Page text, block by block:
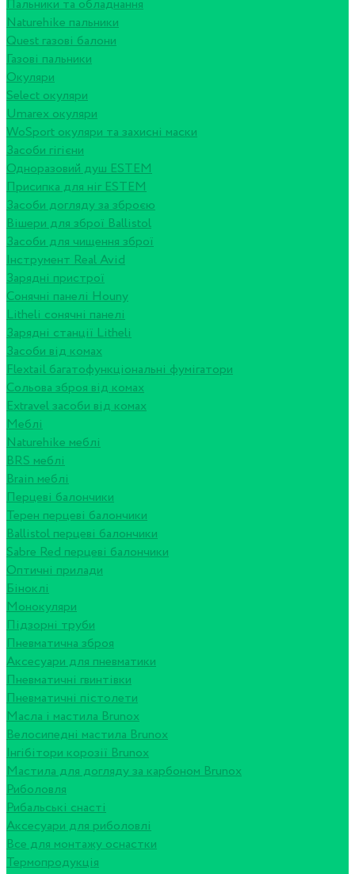
Пальники та обладнання
Naturehike пальники
Quest газові балони
Газові пальники
Окуляри
Select окуляри
Umarex окуляри
WoSport окуляри та захисні маски
Засоби гігієни
Одноразовий душ ESTEM
Присипка для ніг ESTEM
Засоби догляду за зброєю
Вішери для зброї Ballistol
Засоби для чищення зброї
Інструмент Real Avid
Зарядні пристрої
Сонячні панелі Houny
Litheli сонячні панелі
Зарядні станції Litheli
Засоби від комах
Flextail багатофункціональні фумігатори
Сольова зброя від комах
Extravel засоби від комах
Меблі
Naturehike меблі
BRS меблі
Brain меблі
Перцеві балончики
Терен перцеві балончики
Ballistol перцеві балончики
Sabre Red перцеві балончики
Оптичні прилади
Біноклі
Монокуляри
Підзорні труби
Пневматична зброя
Аксесуари для пневматики
Пневматичні гвинтівки
Пневматичні пістолети
Масла і мастила Brunox
Велосипедні мастила Brunox
Інгібітори корозії Brunox
Мастила для догляду за карбоном Brunox
Риболовля
Рибальські снасті
Аксесуари для риболовлі
Все для монтажу оснастки
Термопродукція